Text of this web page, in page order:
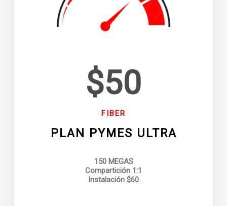
$50
FIBER
PLAN PYMES ULTRA
150 MEGAS
Compartición 1:1
Instalación $60